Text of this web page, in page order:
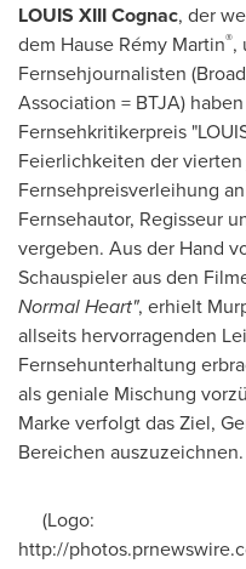
LOUIS XIII Cognac, der
dem Hause Rémy Martin®,
Fernsehjournalisten
Association = BTJA)
Fernsehkritikerpreis
Feierlichkeiten der
Fernsehpreisverleihung
Fernsehautor, Regisseur
vergeben. Ausder Hand
Schauspieler aus den
Normal Heart", erhielt
allseits hervorragenden
Fernsehunterhaltung
als geniale Mischung
Marke verfolgt das Ziel,
Bereichen auszuzeichnen.
(Logo:
http://